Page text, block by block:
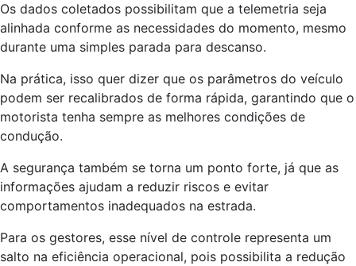
Os dados coletados possibilitam que a telemetria seja
alinhada conforme as necessidades do momento, mesmo
durante uma simples parada para descanso.
Na prática, isso quer dizer que os parâmetros do veículo
podem ser recalibrados de forma rápida, garantindo que o
motorista tenha sempre as melhores condições de
condução.
A segurança também se torna um ponto forte, já que as
informações ajudam a reduzir riscos e evitar
comportamentos inadequados na estrada.
Para os gestores, esse nível de controle representa um
salto na eficiência operacional, pois possibilita a redução